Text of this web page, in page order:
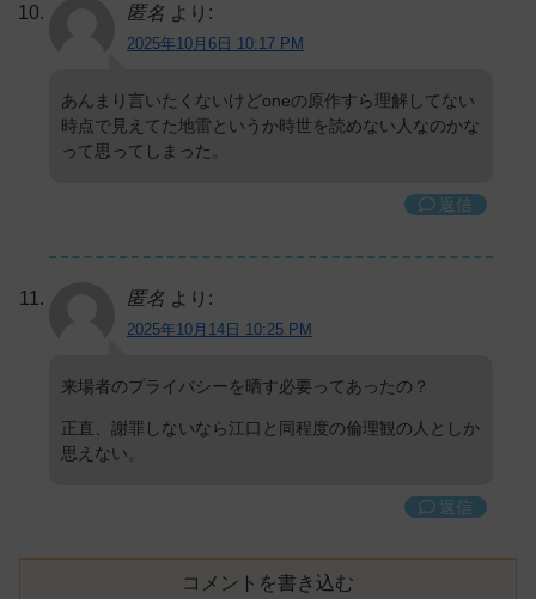
匿名 より:
2025年10月6日 10:17 PM
あんまり言いたくないけどoneの原作すら理解してない
時点で見えてた地雷というか時世を読めない人なのかな
って思ってしまった。
返信
匿名 より:
2025年10月14日 10:25 PM
来場者のプライバシーを晒す必要ってあったの？
正直、謝罪しないなら江口と同程度の倫理観の人としか
思えない。
返信
コメントを書き込む